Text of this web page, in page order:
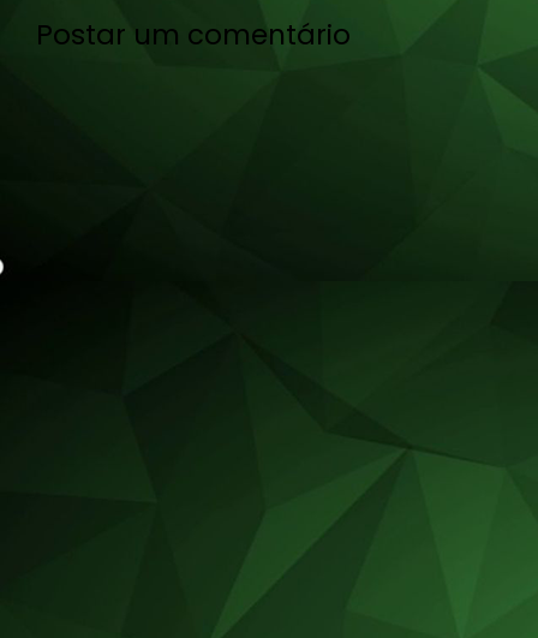
Postar um comentário